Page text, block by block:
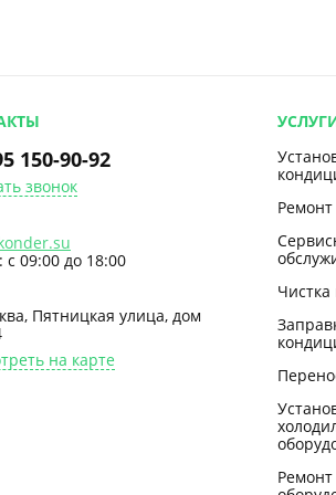
150-90-92
звонок
с 09:00 до 18:00
Пятницкая улица, дом
на карте
Ремонт